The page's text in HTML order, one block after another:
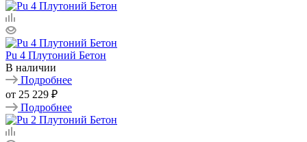
Pu 4 Плутоний Бетон
В наличии
Подробнее
от 25 229 ₽
Подробнее